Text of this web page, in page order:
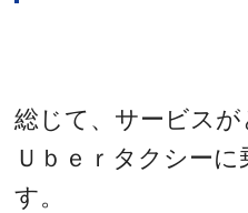
総じて、サービス
Ｕｂｅｒタクシー
す。